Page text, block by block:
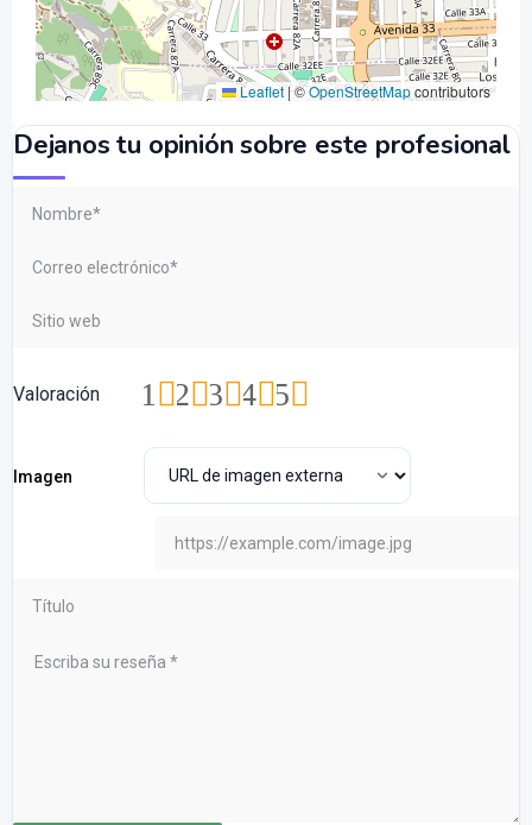
Leaflet |©OpenStreetMapcontributors
Dejanos tu opinión sobre este profesional
Valoración 5
4
3
2
1
Imagen